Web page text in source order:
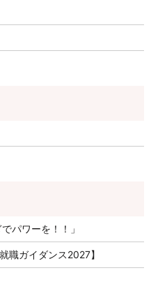
パワーを！！」
職ガイダンス2027】